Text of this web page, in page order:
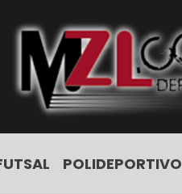
POLIDEPORTIVO